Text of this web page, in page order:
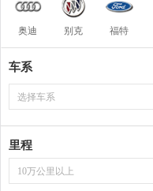
奥迪 别克 福特
车系
选择车系
里程
10万公里以上